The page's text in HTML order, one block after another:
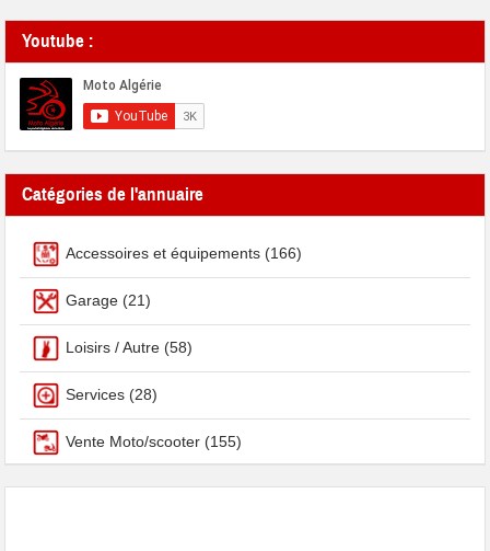
Youtube :
Catégories de l'annuaire
Accessoires et équipements (166)
Garage (21)
Loisirs / Autre (58)
Services (28)
Vente Moto/scooter (155)